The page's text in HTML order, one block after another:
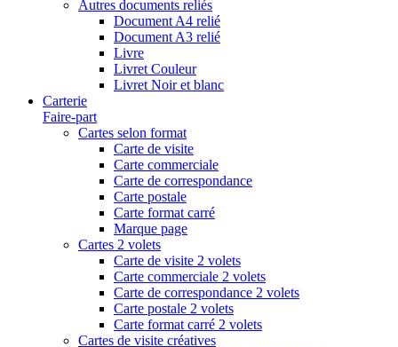
Autres documents reliés
Document A4 relié
Document A3 relié
Livre
Livret Couleur
Livret Noir et blanc
Carterie
Faire-part
Cartes selon format
Carte de visite
Carte commerciale
Carte de correspondance
Carte postale
Carte format carré
Marque page
Cartes 2 volets
Carte de visite 2 volets
Carte commerciale 2 volets
Carte de correspondance 2 volets
Carte postale 2 volets
Carte format carré 2 volets
Cartes de visite créatives